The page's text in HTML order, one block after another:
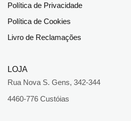
Política de Privacidade
Política de Cookies
Livro de Reclamações
LOJA
Rua Nova S. Gens, 342-344
4460-776 Custóias